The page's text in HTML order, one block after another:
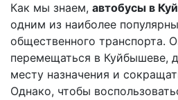
Как мы знаем, автобусы в
одним из наиболее
общественного транспорта.
перемещаться в Куйбышеве,
месту назначения и
Однако, чтобы